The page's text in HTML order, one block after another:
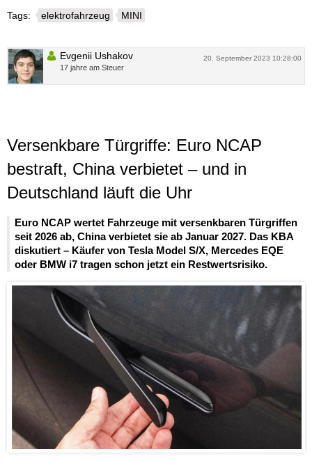
Tags: elektrofahrzeug MINI
20. September 2023 10:28:00
Evgenii Ushakov
17 jahre am Steuer
Versenkbare Türgriffe: Euro NCAP
bestraft, China verbietet – und in
Deutschland läuft die Uhr
Euro NCAP wertet Fahrzeuge mit versenkbaren Türgriffen
seit 2026 ab, China verbietet sie ab Januar 2027. Das KBA
diskutiert – Käufer von Tesla Model S/X, Mercedes EQE
oder BMW i7 tragen schon jetzt ein Restwertsrisiko.